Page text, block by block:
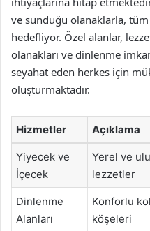
ve sunduğu olanaklarla,
hedefliyor. Özel alanlar,
olanakları ve dinlenme
seyahat eden herkes için
oluşturmaktadır.
Hizmetler Açıklama
Yiyecek ve
İçecek
Yerel ve
lezzetler
Dinlenme
Alanları
Konforlu
köşeleri